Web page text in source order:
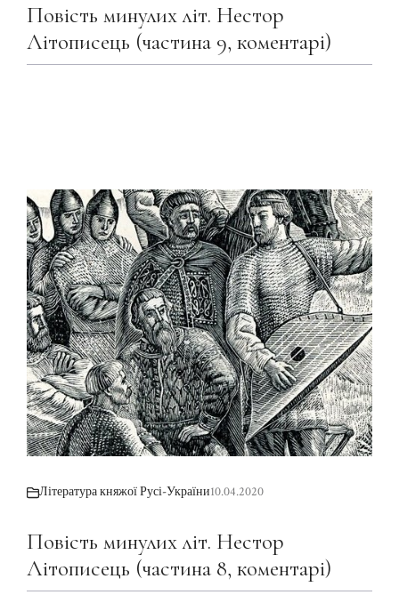
Повість минулих літ. Нестор
Літописець (частина 9, коментарі)
Література княжої Русі-України10.04.2020
Повість минулих літ. Нестор
Літописець (частина 8, коментарі)